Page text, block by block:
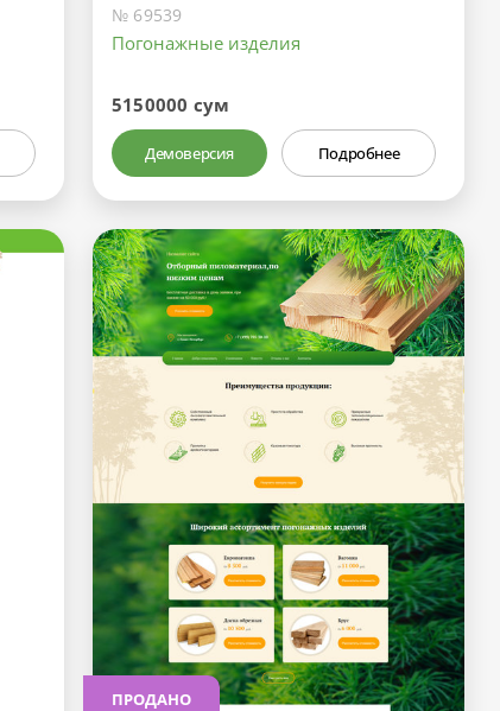
№ 69539
Погонажные изделия
5150000 сум
Демоверсия Подробнее
ПРОДАНО